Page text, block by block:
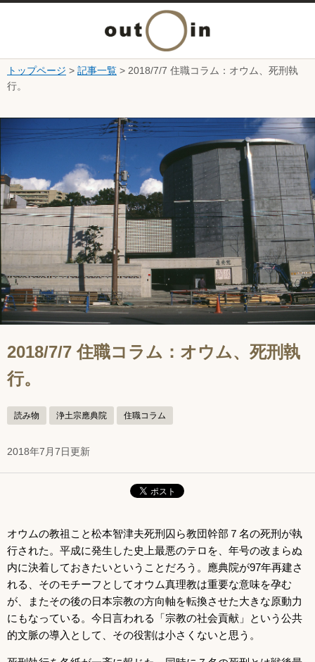
本文へ
ニ
ュ
ー
を
開
く
トップページ > 記事一覧 > 2018/7/7 住職コラム：オウム、死刑執
行。
2018/7/7 住職コラム：オウム、死刑執
行。
読み物 浄土宗應典院 住職コラム
2018年7月7日更新
オウムの教祖こと松本智津夫死刑囚ら教団幹部７名の死刑が執
行された。平成に発生した史上最悪のテロを、年号の改まらぬ
内に決着しておきたいということだろう。應典院が97年再建さ
れる、そのモチーフとしてオウム真理教は重要な意味を孕む
が、またその後の日本宗教の方向軸を転換させた大きな原動力
にもなっている。今日言われる「宗教の社会貢献」という公共
的文脈の導入として、その役割は小さくないと思う。